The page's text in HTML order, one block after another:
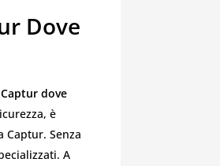
Dove
dove
è
Senza
A